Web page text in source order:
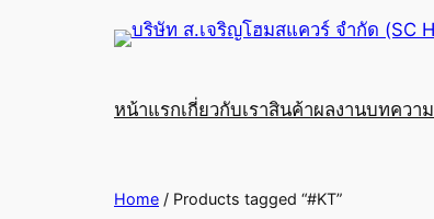
หน้าแรกเกี่ยวกับเราสินค้าผลงานบทความ
Home / Products tagged “#KT”